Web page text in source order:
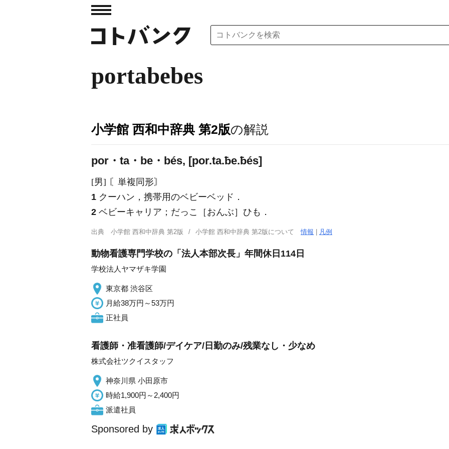
portabebes
小学館 西和中辞典 第2版の解説
por・ta・be・bés, [por.ta.ƀe.ƀés]
[男] 〘単複同形〙
1 クーハン，携帯用のベビーベッド．
2 ベビーキャリア；だっこ［おんぶ］ひも．
出典 小学館 西和中辞典 第2版 小学館 西和中辞典 第2版について情報 凡例
動物看護専門学校の「法人本部次長」年間休日114日
学校法人ヤマザキ学園
東京都 渋谷区
月給38万円～53万円
正社員
看護師・准看護師/デイケア/日勤のみ/残業なし・少なめ
株式会社ツクイスタッフ
神奈川県 小田原市
時給1,900円～2,400円
派遣社員
Sponsored by